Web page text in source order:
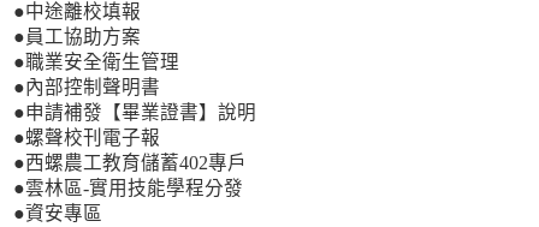
●中途離校填報
●員工協助方案
●職業安全衛生管理
●內部控制聲明書
●申請補發【畢業證書】說明
●螺聲校刊電子報
●西螺農工教育儲蓄402專戶
●雲林區-實用技能學程分發
●資安專區